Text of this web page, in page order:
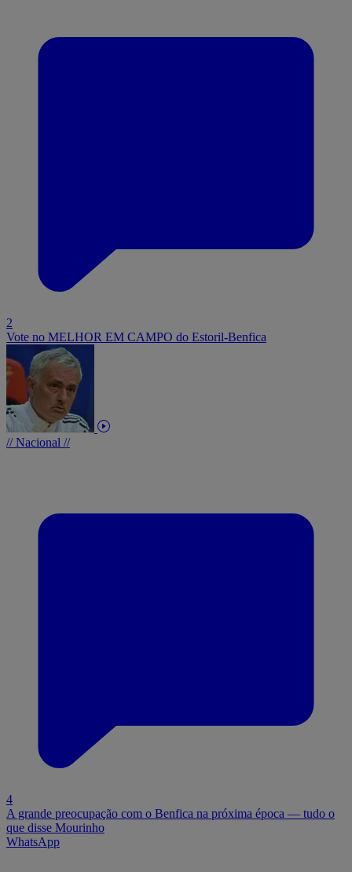
2
Vote no MELHOR EM CAMPO do Estoril-Benfica
// Nacional //
4
A grande preocupação com o Benfica na próxima época — tudo o
que disse Mourinho
WhatsApp